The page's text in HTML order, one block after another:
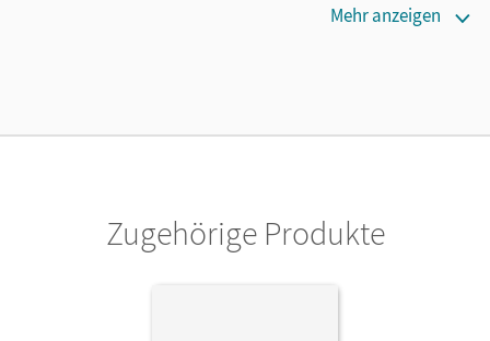
Mehr anzeigen
Zugehörige Produkte